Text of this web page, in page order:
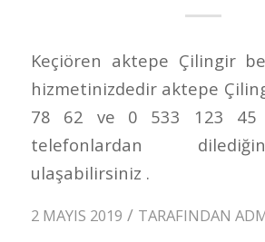
Keçiören aktepe Çilingir
hizmetinizdedir aktepe
78 62 ve 0 533 123 45
telefonlardan
ulaşabilirsiniz .
2 MAYIS 2019 / TARAFINDAN